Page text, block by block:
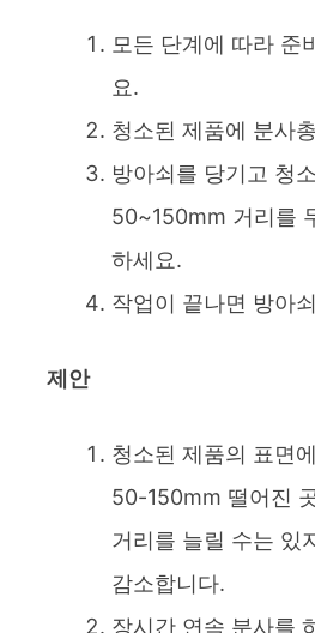
모든 단계에 따라 준
요.
청소된 제품에 분사
방아쇠를 당기고 청
50~150mm 거리를
하세요.
작업이 끝나면 방아
제안
청소된 제품의 표면
50-150mm 떨어진
거리를 늘릴 수는 있
감소합니다.
장시간 연속 분사를